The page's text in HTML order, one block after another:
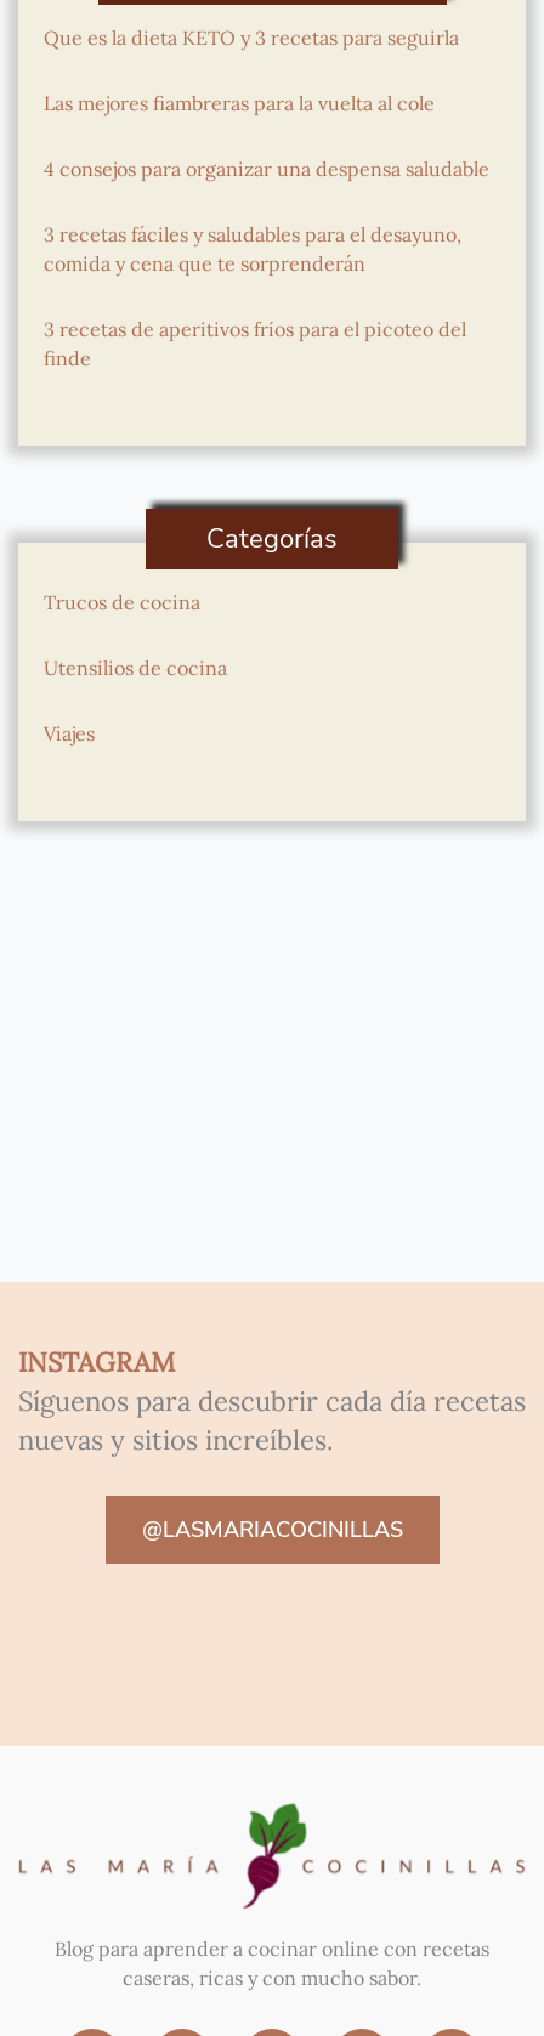
Que es la dieta KETO y 3 recetas para seguirla
Las mejores fiambreras para la vuelta al cole
4 consejos para organizar una despensa saludable
3 recetas fáciles y saludables para el desayuno,
comida y cena que te sorprenderán
3 recetas de aperitivos fríos para el picoteo del
finde
Categorías
Trucos de cocina
Utensilios de cocina
Viajes
INSTAGRAM
Síguenos para descubrir cada día recetas
nuevas y sitios increíbles.
@LASMARIACOCINILLAS
Blog para aprender a cocinar online con recetas
caseras, ricas y con mucho sabor.